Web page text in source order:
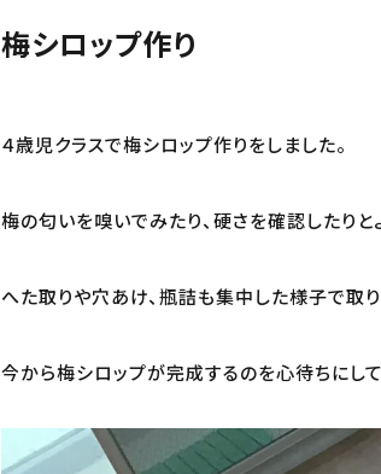
梅シロップ作り
４歳児クラスで梅シロップ作りをしました。
梅の匂いを嗅いでみたり、硬さを確認したりと
へた取りや穴あけ、瓶詰も集中した様子で取り
今から梅シロップが完成するのを心待ちにして